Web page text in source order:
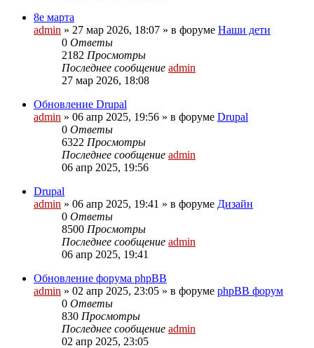
8е марта
admin » 27 мар 2026, 18:07 » в форуме Наши дети
0 Ответы
2182 Просмотры
Последнее сообщение admin
27 мар 2026, 18:08
Обновление Drupal
admin » 06 апр 2025, 19:56 » в форуме Drupal
0 Ответы
6322 Просмотры
Последнее сообщение admin
06 апр 2025, 19:56
Drupal
admin » 06 апр 2025, 19:41 » в форуме Дизайн
0 Ответы
8500 Просмотры
Последнее сообщение admin
06 апр 2025, 19:41
Обновление форума phpBB
admin » 02 апр 2025, 23:05 » в форуме phpBB форум
0 Ответы
830 Просмотры
Последнее сообщение admin
02 апр 2025, 23:05